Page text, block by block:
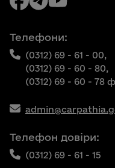
Телефони:
(0312) 69 - 61 - 00,
(0312) 69 - 60 - 80,
(0312) 69 - 60 - 78
Телефон довіри:
(0312) 69 - 61 - 15